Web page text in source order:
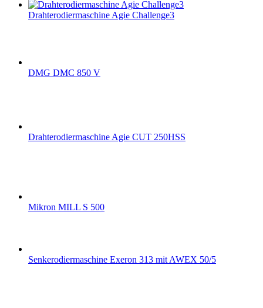
Drahterodiermaschine Agie Challenge3
DMG DMC 850 V
Drahterodiermaschine Agie CUT 250HSS
Mikron MILL S 500
Senkerodiermaschine Exeron 313 mit AWEX 50/5